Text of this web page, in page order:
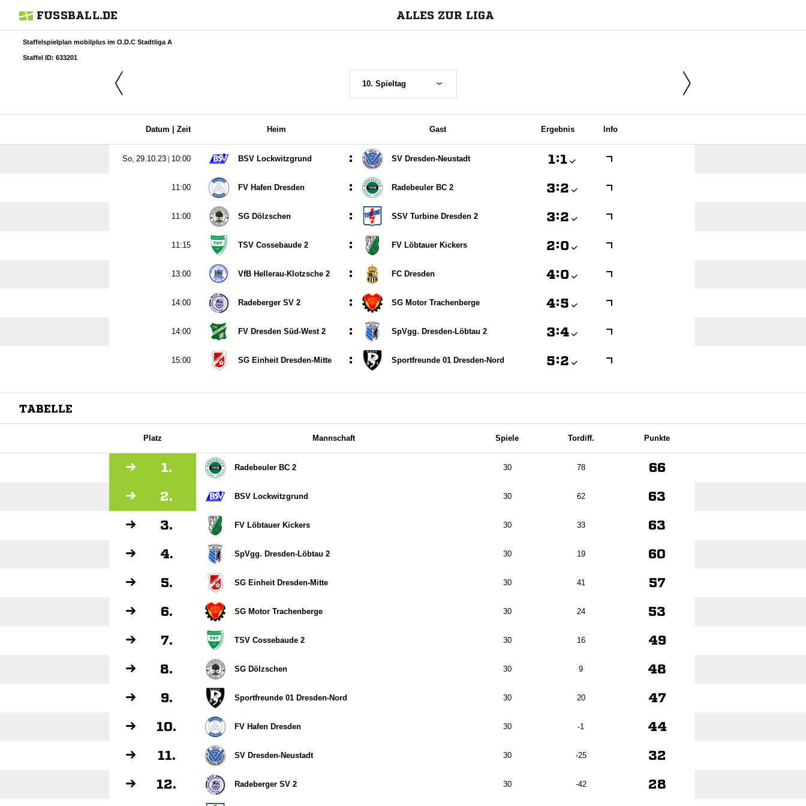
FUSSBALL.DE ALLES ZUR LIGA
Staffelspielplan mobilplus im O.D.C Stadtliga A
Staffel ID: 633201
10. Spieltag
Datum | Zeit Heim Gast Ergebnis Info
  |  BSV Lockwitzgrund : SV Dresden-Neustadt :
 FV Hafen Dresden : Radebeuler BC 2 :
 SG Dölzschen : SSV Turbine Dresden 2 :
 TSV Cossebaude 2 : FV Löbtauer Kickers :
 VfB Hellerau-Klotzsche 2 : FC Dresden :
 Radeberger SV 2 : SG Motor Trachenberge :
 FV Dresden Süd-West 2 : SpVgg. Dresden-Löbtau 2 :
 SG Einheit Dresden-Mitte : Sportfreunde 01 Dresden-Nord :
TABELLE
Platz Mannschaft Spiele Tordiff. Punkte
1. Radebeuler BC 2 30 78 66
2. BSV Lockwitzgrund 30 62 63
3. FV Löbtauer Kickers 30 33 63
4. SpVgg. Dresden-Löbtau 2 30 19 60
5. SG Einheit Dresden-Mitte 30 41 57
6. SG Motor Trachenberge 30 24 53
7. TSV Cossebaude 2 30 16 49
8. SG Dölzschen 30 9 48
9. Sportfreunde 01 Dresden-Nord 30 20 47
10. FV Hafen Dresden 30 -1 44
11. SV Dresden-Neustadt 30 -25 32
12. Radeberger SV 2 30 -42 28